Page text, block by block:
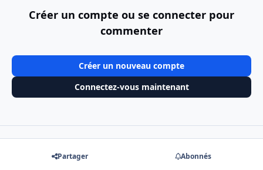
Créer un compte ou se connecter pour
commenter
Créer un nouveau compte
Connectez-vous maintenant
Partager Abonnés